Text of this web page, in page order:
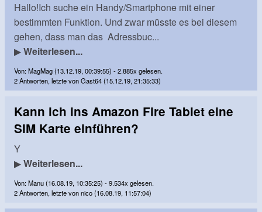
Hallo!Ich suche ein Handy/Smartphone mit einer
bestimmten Funktion. Und zwar müsste es bei diesem
gehen, dass man das Adressbuc...
▶Weiterlesen...
Von: MagMag (13.12.19, 00:39:55) - 2.885x gelesen.
2 Antworten, letzte von Gast64 (15.12.19, 21:35:33)
Kann ich ins Amazon Fire Tablet eine
SIM Karte einführen?
Y
▶Weiterlesen...
Von: Manu (16.08.19, 10:35:25) - 9.534x gelesen.
2 Antworten, letzte von nico (16.08.19, 11:57:04)